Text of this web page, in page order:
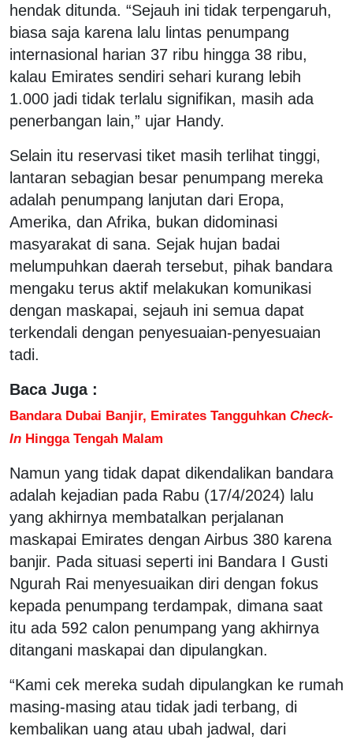
hendak ditunda. “Sejauh ini tidak terpengaruh,
biasa saja karena lalu lintas penumpang
internasional harian 37 ribu hingga 38 ribu,
kalau Emirates sendiri sehari kurang lebih
1.000 jadi tidak terlalu signifikan, masih ada
penerbangan lain,” ujar Handy.
Selain itu reservasi tiket masih terlihat tinggi,
lantaran sebagian besar penumpang mereka
adalah penumpang lanjutan dari Eropa,
Amerika, dan Afrika, bukan didominasi
masyarakat di sana. Sejak hujan badai
melumpuhkan daerah tersebut, pihak bandara
mengaku terus aktif melakukan komunikasi
dengan maskapai, sejauh ini semua dapat
terkendali dengan penyesuaian-penyesuaian
tadi.
Baca Juga :
Bandara Dubai Banjir, Emirates Tangguhkan Check-
In Hingga Tengah Malam
Namun yang tidak dapat dikendalikan bandara
adalah kejadian pada Rabu (17/4/2024) lalu
yang akhirnya membatalkan perjalanan
maskapai Emirates dengan Airbus 380 karena
banjir. Pada situasi seperti ini Bandara I Gusti
Ngurah Rai menyesuaikan diri dengan fokus
kepada penumpang terdampak, dimana saat
itu ada 592 calon penumpang yang akhirnya
ditangani maskapai dan dipulangkan.
“Kami cek mereka sudah dipulangkan ke rumah
masing-masing atau tidak jadi terbang, di
kembalikan uang atau ubah jadwal, dari